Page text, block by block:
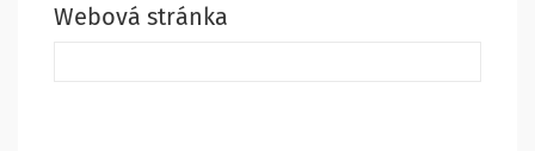
Webová stránka